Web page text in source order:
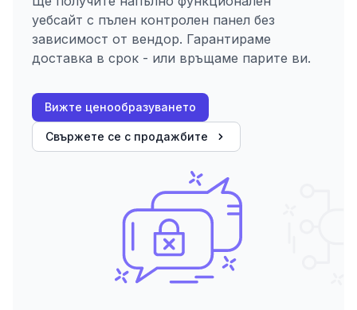
уебсайт с пълен контролен панел без
зависимост от вендор. Гарантираме
доставка в срок - или връщаме парите ви.
Вижте ценообразуването
Свържете се с продажбите